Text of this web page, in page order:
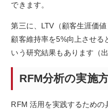
できます。
第三に、LTV（顧客生涯価
顧客維持率を5%向上させる
いう研究結果もあります（
RFM分析の実施
RFM 活用を実践するための